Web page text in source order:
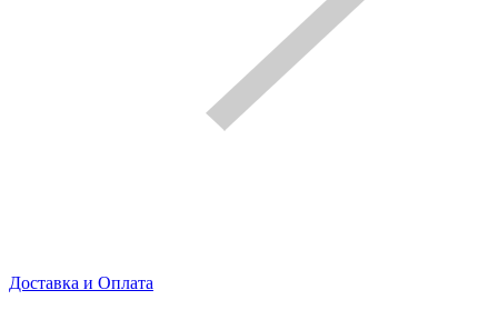
Доставка и Оплата